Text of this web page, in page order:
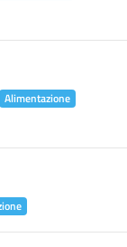
Alimentazione